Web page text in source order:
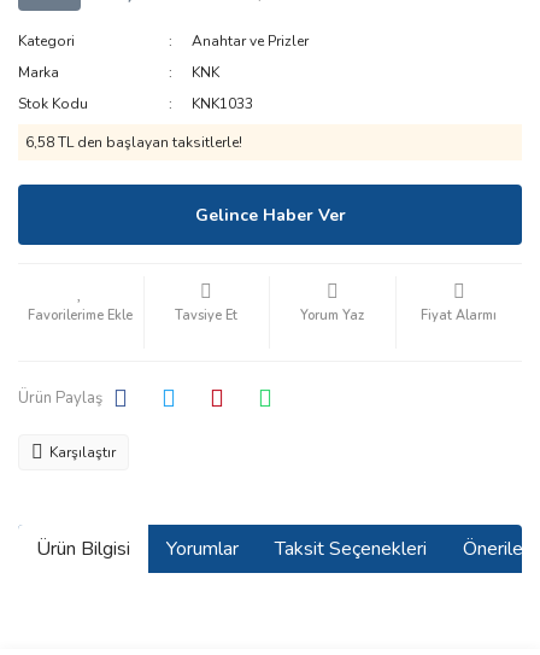
Kategori
Anahtar ve Prizler
Marka
KNK
Stok Kodu
KNK1033
6,58 TL den başlayan taksitlerle!
Gelince Haber Ver
Tavsiye Et Yorum Yaz Fiyat Alarmı
Ürün Paylaş
Karşılaştır
Ürün Bilgisi Yorumlar Taksit Seçenekleri